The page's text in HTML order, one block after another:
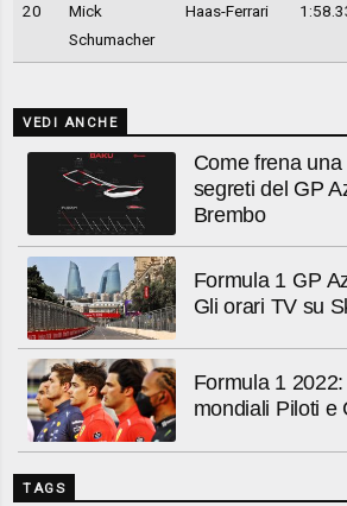
20
Mick
Schumacher
Haas-Ferrari
VEDI ANCHE
Come frena
segreti del GP
Brembo
Formula 1 GP
Gli orari TV su
Formula 1
mondiali Piloti e
TAGS